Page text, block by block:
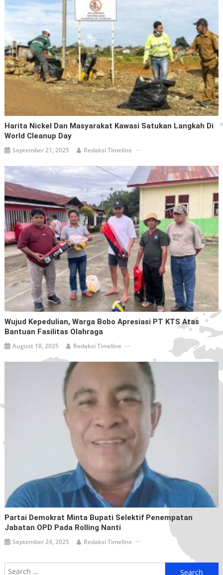
Harita Nickel Dan Masyarakat Kawasi Satukan Langkah Di
World Cleanup Day
September 21, 2025 Redaksi Timeline
Wujud Kepedulian, Warga Bobo Apresiasi PT KTS Atas
Bantuan Fasilitas Olahraga
August 18, 2025 Redaksi Timeline
Partai Demokrat Minta Bupati Selektif Penempatan
Jabatan OPD Pada Rolling Nanti
September 24, 2025 Redaksi Timeline
Search